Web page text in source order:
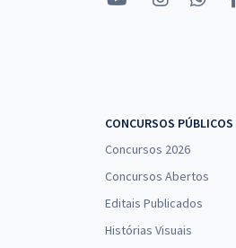
CONCURSOS PÚBLICOS
Concursos 2026
Concursos Abertos
Editais Publicados
Histórias Visuais